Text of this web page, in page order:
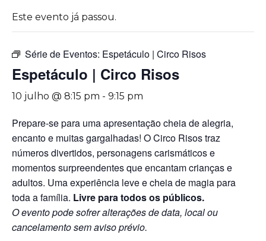
Este evento já passou.
Série de Eventos: Espetáculo | Circo Risos
Espetáculo | Circo Risos
10 julho @ 8:15 pm - 9:15 pm
Prepare-se para uma apresentação cheia de alegria,
encanto e muitas gargalhadas! O Circo Risos traz
números divertidos, personagens carismáticos e
momentos surpreendentes que encantam crianças e
adultos. Uma experiência leve e cheia de magia para
toda a família. Livre para todos os públicos.
O evento pode sofrer alterações de data, local ou
cancelamento sem aviso prévio.